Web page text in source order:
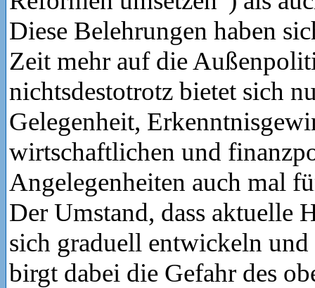
Diese Belehrungen haben
Zeit mehr auf die
nichtsdestotrotz bietet sich
Gelegenheit,
wirtschaftlichen und
Angelegenheiten auch mal
Der Umstand, dass aktuelle
sich graduell entwickeln
birgt dabei die Gefahr des